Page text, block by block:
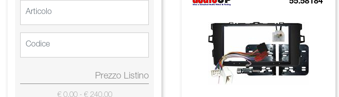
Prezzo Listino
€ 0,00 - € 240,00
55.58184